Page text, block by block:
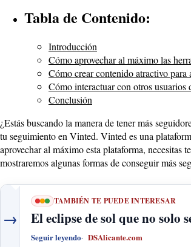
Tabla de Contenido:
Introducción
Cómo aprovechar al máximo las
Cómo crear contenido atractivo para
Cómo interactuar con otros
Conclusión
¿Estás buscando la manera de tener más
tu seguimiento en Vinted. Vinted es una
aprovechar al máximo esta plataforma, necesitas
mostraremos algunas formas de conseguir más
→
TAMBIÉN TE PUEDE INTERESAR
El eclipse de sol que no solo
Seguir leyendo DSAlicante.com